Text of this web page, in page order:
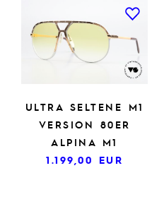
ULTRA SELTENE M1
VERSION 80ER
ALPINA M1
1.199,00 EUR